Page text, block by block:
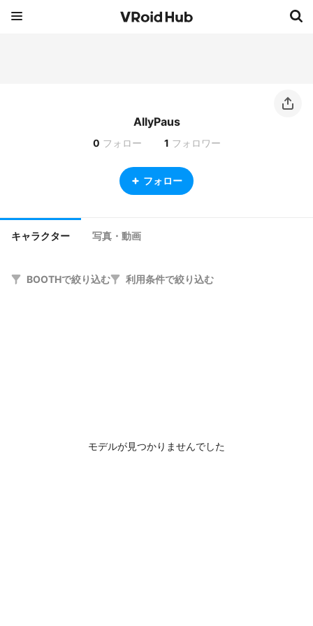
AllyPaus
0 フォロー 1 フォロワー
フォロー
キャラクター 写真・動画
BOOTHで絞り込む 利用条件で絞り込む
モデルが見つかりませんでした